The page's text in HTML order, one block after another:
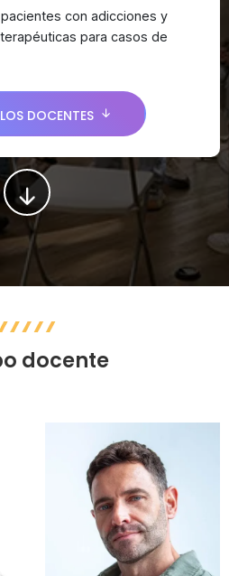
con adicciones y
para casos de
DOCENTES
docente